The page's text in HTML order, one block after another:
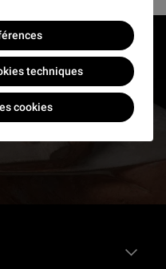
techniques
cookies
selon vos goûts